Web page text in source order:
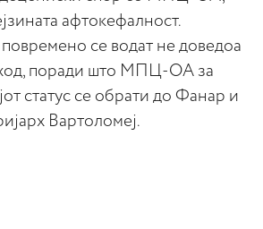
афтокефалност.
се водат не доведоа
поради што МПЦ-ОА за
статус се обрати до Фанар и
Вартоломеј.